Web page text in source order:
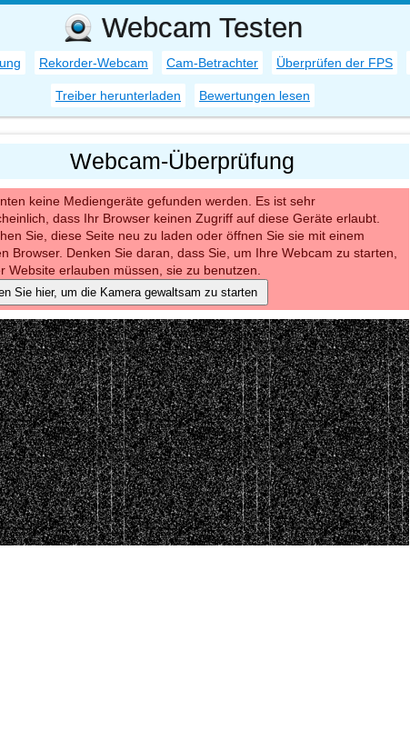
Webcam Testen
Rekorder-Webcam Cam-Betrachter Überprüfen der FPS
Treiber herunterladen Bewertungen lesen
Webcam-Überprüfung
keine Mediengeräte gefunden werden. Es ist sehr
dass Ihr Browser keinen Zugriff auf diese Geräte erlaubt.
Sie, diese Seite neu zu laden oder öffnen Sie sie mit einem
Browser. Denken Sie daran, dass Sie, um Ihre Webcam zu starten,
Website erlauben müssen, sie zu benutzen.
Sie hier, um die Kamera gewaltsam zu starten